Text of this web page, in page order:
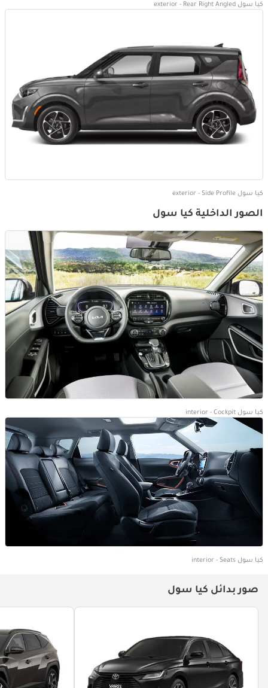
كيا سول exterior - Rear Right Angled
كيا سول exterior - Side Profile
الصور الداخلية كيا سول
كيا سول interior - Cockpit
كيا سول interior - Seats
صور بدائل كيا سول